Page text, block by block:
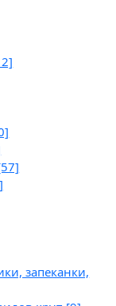
запеканки,